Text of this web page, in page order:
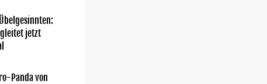
jetzt
Panda von